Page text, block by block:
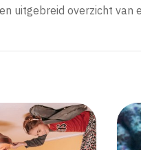
uitgebreid overzicht van